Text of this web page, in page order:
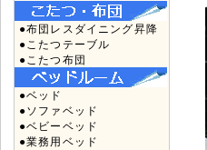
●布団レスダイニング昇降
●こたつテーブル
●こたつ布団
●ベッド
●ソファベッド
●ベビーベッド
●業務用ベッド